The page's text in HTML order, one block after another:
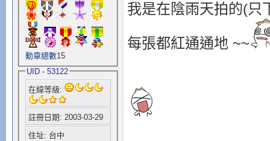
勳章總數15
UID - 53122
在線等級:
註冊日期: 2003-03-29
住址: 台中
我是在陰雨天拍的(只
每張都紅通通地 ~~